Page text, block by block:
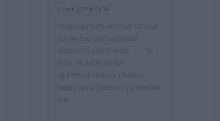
14 mai, 2011 la 04:36
Draga Laura,mi-am creat un blog
dar nu stiu cum sa postez
retetele si pozele mele. TE
ROG FRUMOS SA MA
AJUTI!!!Multumesc.Urmaresc
blogul tau si gatesc dupa retetele
tale.